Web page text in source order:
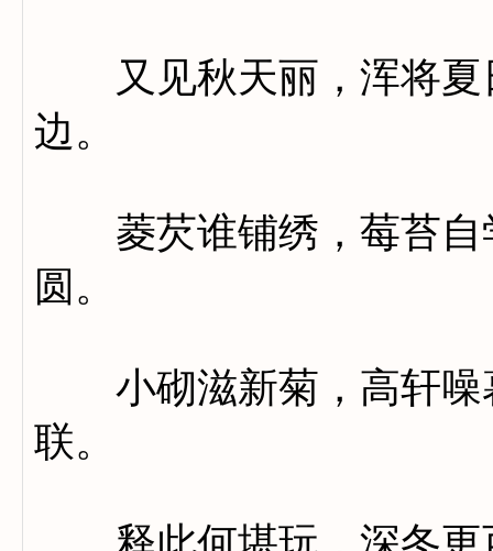
又见秋天丽，浑将夏
边。
菱芡谁铺绣，莓苔自
圆。
小砌滋新菊，高轩噪
联。